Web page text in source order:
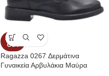
SOLD
OUT
Ragazza 0267 Δερμάτινα
Γυναικεία Αρβυλάκια Μαύρα